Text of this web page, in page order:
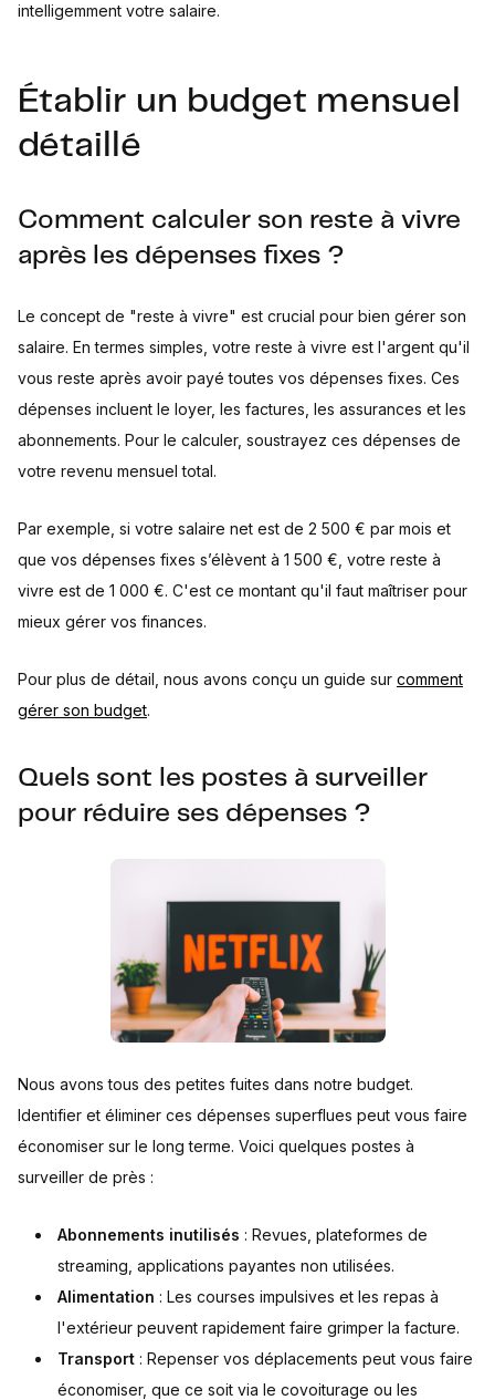
Comment tirer profit de son patrimoine immobilier ?
Combien épargner chaque mois pour atteindre mes
Comment profiter des avantages fiscaux ?
intelligemment votre salaire.
Établir un budget mensuel
détaillé
Comment calculer son reste à vivre
après les dépenses fixes ?
Le concept de "reste à vivre" est crucial pour bien gérer son
salaire. En termes simples, votre reste à vivre est l'argent qu'il
vous reste après avoir payé toutes vos dépenses fixes. Ces
dépenses incluent le loyer, les factures, les assurances et les
abonnements. Pour le calculer, soustrayez ces dépenses de
votre revenu mensuel total.
Par exemple, si votre salaire net est de 2 500 € par mois et
que vos dépenses fixes s’élèvent à 1 500 €, votre reste à
vivre est de 1 000 €. C'est ce montant qu'il faut maîtriser pour
mieux gérer vos finances.
Pour plus de détail, nous avons conçu un guide sur comment
gérer son budget.
Quels sont les postes à surveiller
pour réduire ses dépenses ?
Nous avons tous des petites fuites dans notre budget.
Identifier et éliminer ces dépenses superflues peut vous faire
économiser sur le long terme. Voici quelques postes à
surveiller de près :
Abonnements inutilisés : Revues, plateformes de
streaming, applications payantes non utilisées.
Alimentation : Les courses impulsives et les repas à
l'extérieur peuvent rapidement faire grimper la facture.
Transport : Repenser vos déplacements peut vous faire
économiser, que ce soit via le covoiturage ou les